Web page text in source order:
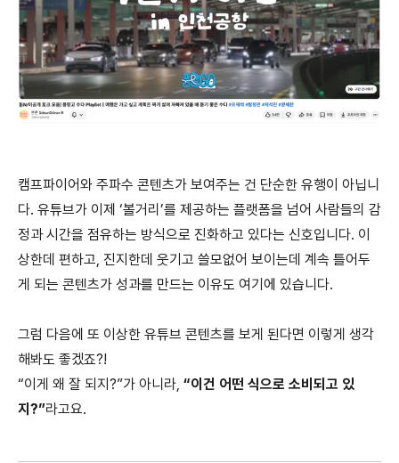
캠프파이어와 주파수 콘텐츠가 보여주는 건 단순한 유행이 아닙니
다. 유튜브가 이제 ‘볼거리’를 제공하는 플랫폼을 넘어 사람들의 감
정과 시간을 점유하는 방식으로 진화하고 있다는 신호입니다. 이
상한데 편하고, 진지한데 웃기고 쓸모없어 보이는데 계속 틀어두
게 되는 콘텐츠가 성과를 만드는 이유도 여기에 있습니다.
그럼 다음에 또 이상한 유튜브 콘텐츠를 보게 된다면 이렇게 생각
해봐도 좋겠죠?!
“이게 왜 잘 되지?”가 아니라, “이건 어떤 식으로 소비되고 있
지?”라고요.